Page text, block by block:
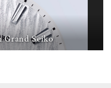
Grand Seiko